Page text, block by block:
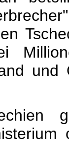
und